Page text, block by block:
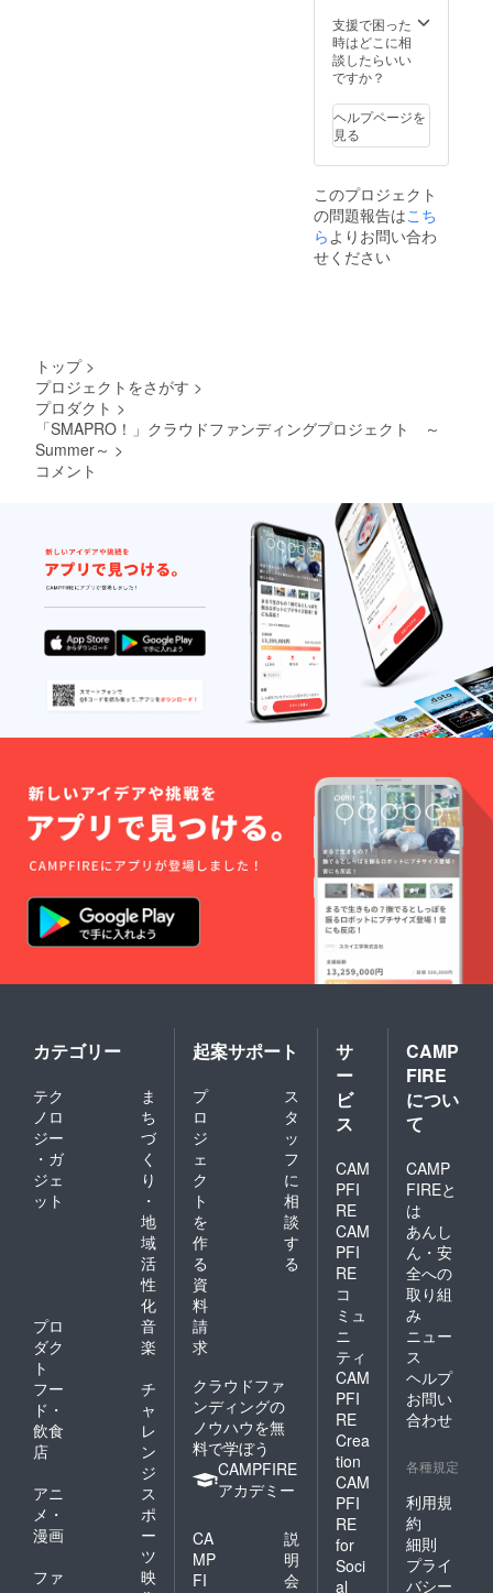
ではなく
て”心の必需
品”だからだ
と考えま
す。心暖ま
り、思わず
る、心の琴
線に触れる
製品、日々
いやすい価
格でご提供
楽しむ暮ら
しのご提
案」をする
ことこそが
弊社の社会
的使命だと
考えており
ます。
また、お客
様自身のセ
ちょっとし
た工夫で楽
しめるD.I.Y.
ドゥーイッ
トユアセル
フ、クラフ
トの楽しみ
をご提案し
てまいりま
たら終わ
り」ではな
く、選ぶ楽
しみ、工夫
する楽し
熱中できる
時間をご提
供するこ
と。「モノ
を売るとい
うよりも
HAPPYな時
間をご提供
する」企業
が理想で
す。
amifa（アミ
ファ）の社
名は英語
の“amenity
for all”から
作った造語
支援で困った
時はどこに相
談したらいい
ですか？
ヘルプページを
見る
このプロジェクト
の問題報告はこち
らよりお問い合わ
せください
トップ >
プロジェクトをさがす >
プロダクト >
「SMAPRO！」クラウドファンディングプロジェクト ～
Summer～ >
コメント
カテゴリー
テク
ノロ
ジー
・ガ
ジェ
ット
ま
ち
づ
く
り
・
地
域
活
性
化
プロ
ダク
ト
音
楽
フー
ド・
飲食
店
チ
ャ
レ
ン
ジ
アニ
メ・
漫画
ス
ポ
ー
ツ
ファ
映
起案サポート
プ
ロ
ジ
ェ
ク
ト
を
作
る
ス
タ
ッ
フ
に
相
談
す
る
資
料
請
求
クラウドファ
ンディングの
ノウハウを無
料で学ぼう
CAMPFIRE
アカデミー
CA
MP
FI
説
明
会
サ
ー
ビ
ス
CAM
PFI
RE
CAM
PFI
RE
コ
ミュ
ニ
ティ
CAM
PFI
RE
Crea
tion
CAM
PFI
RE
for
Soci
al
CAMP
FIRE
につい
て
CAMP
FIREと
は
あんし
ん・安
全への
取り組
み
ニュー
ス
ヘルプ
お問い
合わせ
各種規定
利用規
約
細則
プライ
バシー